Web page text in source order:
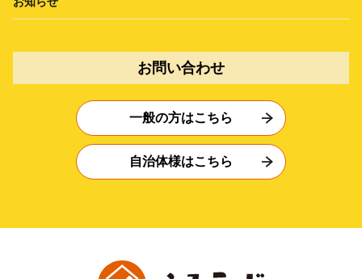
お問い合わせ
一般の方はこちら
自治体様はこちら